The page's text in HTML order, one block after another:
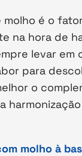
é o
na hora de
levar em
para
o
molho à